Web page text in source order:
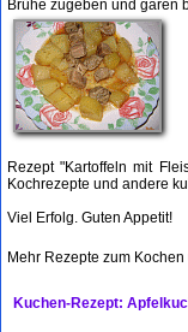
Brühe zugeben und garen
Rezept "Kartoffeln mit
Kochrezepte und andere
Viel Erfolg. Guten Appetit!
Mehr Rezepte zum
Kuchen-Rezept: